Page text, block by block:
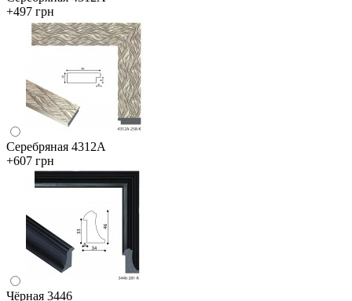
+497 грн
Серебряная 4312А
+607 грн
Чёрная 3446